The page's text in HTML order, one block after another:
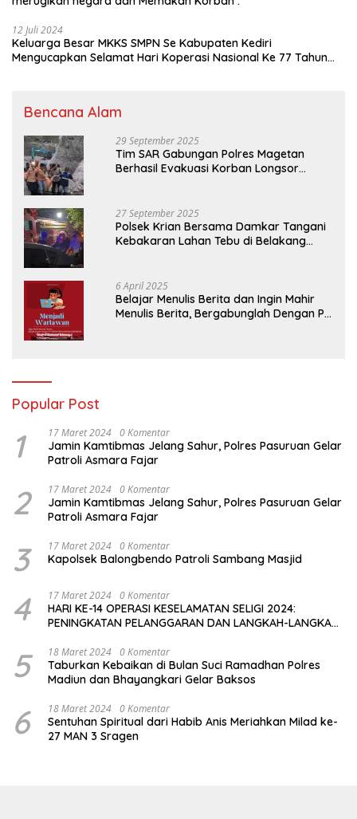
12 Juli 2024
Keluarga Besar MKKS SMPN Se Kabupaten Kediri
Mengucapkan Selamat Hari Koperasi Nasional Ke 77 Tahun
Bencana Alam
29 September 2025
Tim SAR Gabungan Polres Magetan
Berhasil Evakuasi Korban Longsor
27 September 2025
Polsek Krian Bersama Damkar Tangani
Kebakaran Lahan Tebu di Belakang
6 April 2025
Belajar Menulis Berita dan Ingin Mahir
Menulis Berita, Bergabunglah Dengan PT
Popular Post
1 17 Maret 2024 0 Komentar
Jamin Kamtibmas Jelang Sahur, Polres Pasuruan Gelar
Patroli Asmara Fajar
2 17 Maret 2024 0 Komentar
Jamin Kamtibmas Jelang Sahur, Polres Pasuruan Gelar
Patroli Asmara Fajar
3 17 Maret 2024 0 Komentar
Kapolsek Balongbendo Patroli Sambang Masjid
4 17 Maret 2024 0 Komentar
HARI KE-14 OPERASI KESELAMATAN SELIGI 2024:
PENINGKATAN PELANGGARAN DAN LANGKAH-LANGKAH
5 18 Maret 2024 0 Komentar
Taburkan Kebaikan di Bulan Suci Ramadhan Polres
Madiun dan Bhayangkari Gelar Baksos
6 18 Maret 2024 0 Komentar
Sentuhan Spiritual dari Habib Anis Meriahkan Milad ke-
27 MAN 3 Sragen